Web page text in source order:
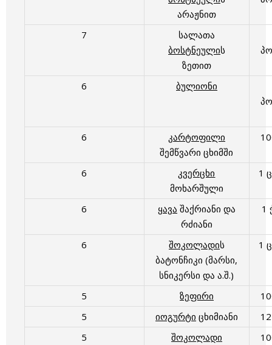
არაჟნით
7
სალათა
ბოსტნეულის
ზეთით
6
ბულიონი
6
კარტოფილი
შემწვარი ცხიმში
6
კვერცხი
მოხარშული
1
6 ყავა შაქრიანი და
რძიანი
1
6 შოკოლადის
ბატონჩიკი (მარსი,
სნიკერსი და ა.შ.)
1
5 ზეფირი
5
იოგურტი ცხიმიანი
5
შოკოლადი